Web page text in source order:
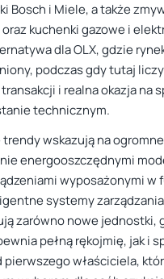
Bosch i Miele, a także
kuchenki gazowe i
dla OLX, gdzie
podczas gdy tutaj
i realna okazja na
technicznym.
trendy wskazują na ogromne
energooszczędnymi
wyposażonymi w
systemy
zarówno nowe jednostki,
pełną rękojmię, jak i
pierwszego właściciela,